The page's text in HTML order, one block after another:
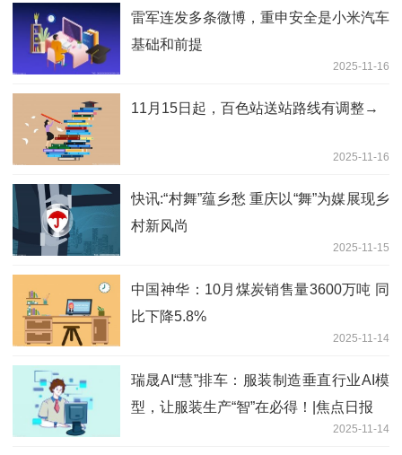
雷军连发多条微博，重申安全是小米汽车
基础和前提
2025-11-16
11月15日起，百色站送站路线有调整→
2025-11-16
快讯:“村舞”蕴乡愁 重庆以“舞”为媒展现乡
村新风尚
2025-11-15
中国神华：10月煤炭销售量3600万吨 同
比下降5.8%
2025-11-14
瑞晟AI“慧”排车：服装制造垂直行业AI模
型，让服装生产“智”在必得！|焦点日报
2025-11-14